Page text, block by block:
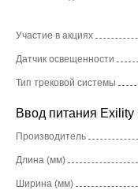
Участие в акциях
Датчик освещенности
Тип трековой системы
Ввод питания Exility
Производитель
Длина (мм)
Ширина (мм)